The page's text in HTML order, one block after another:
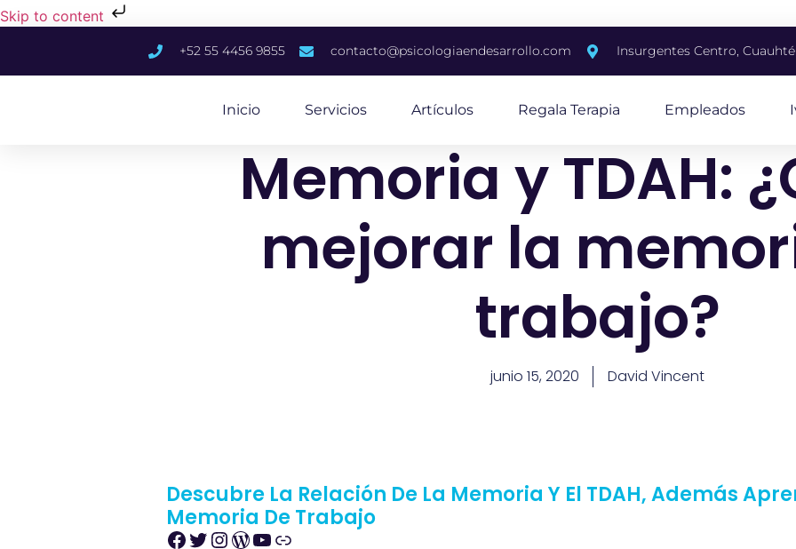
Skip to content
+52 55 4456 9855 contacto@psicologiaendesarrollo.com Insurgentes Centro,
Inicio Servicios Artículos Regala Terapia Empleados
Memoria y TDAH:
mejorar la
trabajo?
junio 15, 2020 David Vincent
Descubre La Relación De La Memoria Y El TDAH, Además
Memoria De Trabajo